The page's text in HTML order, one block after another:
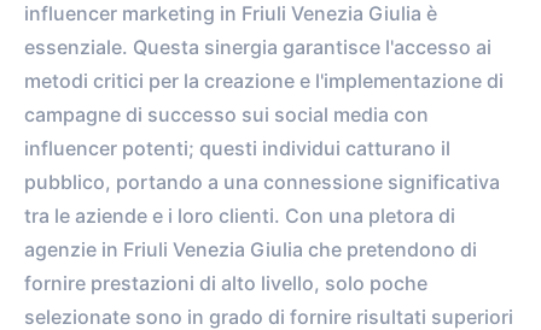
influencer marketing in Friuli Venezia Giulia è
essenziale. Questa sinergia garantisce l'accesso ai
metodi critici per la creazione e l'implementazione di
campagne di successo sui social media con
influencer potenti; questi individui catturano il
pubblico, portando a una connessione significativa
tra le aziende e i loro clienti. Con una pletora di
agenzie in Friuli Venezia Giulia che pretendono di
fornire prestazioni di alto livello, solo poche
selezionate sono in grado di fornire risultati superiori